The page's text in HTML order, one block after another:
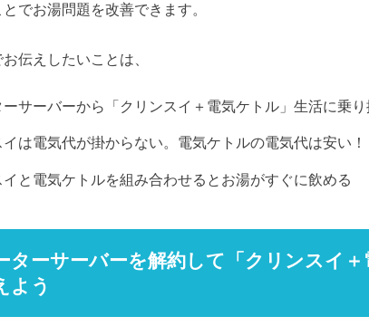
でお湯問題を改善できます。
伝えしたいことは、
ーサーバーから「クリンスイ＋電気ケトル」生活に乗り
イは電気代が掛からない。電気ケトルの電気代は安い！
イと電気ケトルを組み合わせるとお湯がすぐに飲める
ターサーバーを解約して「クリンスイ
よう